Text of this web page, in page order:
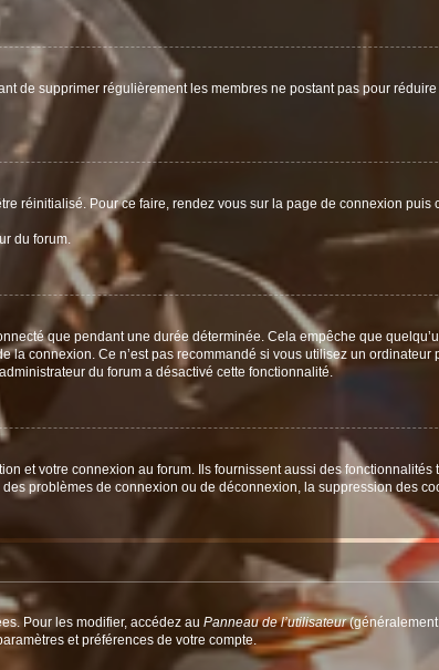
de supprimer régulièrement les membres ne postant pas pour
réinitialisé. Pour ce faire, rendez vous sur la page de connexion puis
du forum.
que pendant une durée déterminée. Cela empêche que
la connexion. Ce n’est pas recommandé si vous utilisez un ordinateur
du forum a désactivé cette fonctionnalité.
et votre connexion au forum. Ils fournissent aussi des
problèmes de connexion ou de déconnexion, la suppression des
Pour les modifier, accédez au Panneau de l’utilisateur(généralement
et préférences de votre compte.